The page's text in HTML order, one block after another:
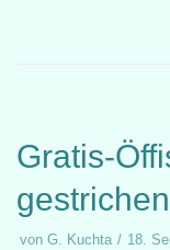
Gratis-
von G. Kuchta 18.